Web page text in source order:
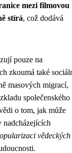
mezi filmovou
stírá, což dodává
pouze na
zkoumá také
masových migrací,
společenského
o tom, jak může
vědeckých